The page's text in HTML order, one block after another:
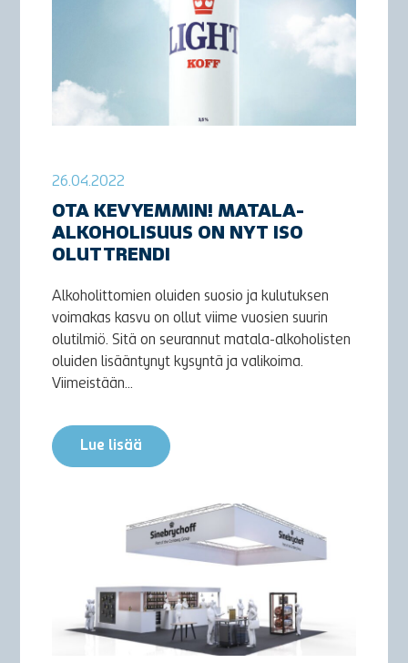
26.04.2022
OTA KEVYEMMIN! MATALA-
ALKOHOLISUUS ON NYT ISO
OLUTTRENDI
Alkoholittomien oluiden suosio ja kulutuksen
voimakas kasvu on ollut viime vuosien suurin
olutilmiö. Sitä on seurannut matala-alkoholisten
oluiden lisääntynyt kysyntä ja valikoima.
Viimeistään...
Lue lisää